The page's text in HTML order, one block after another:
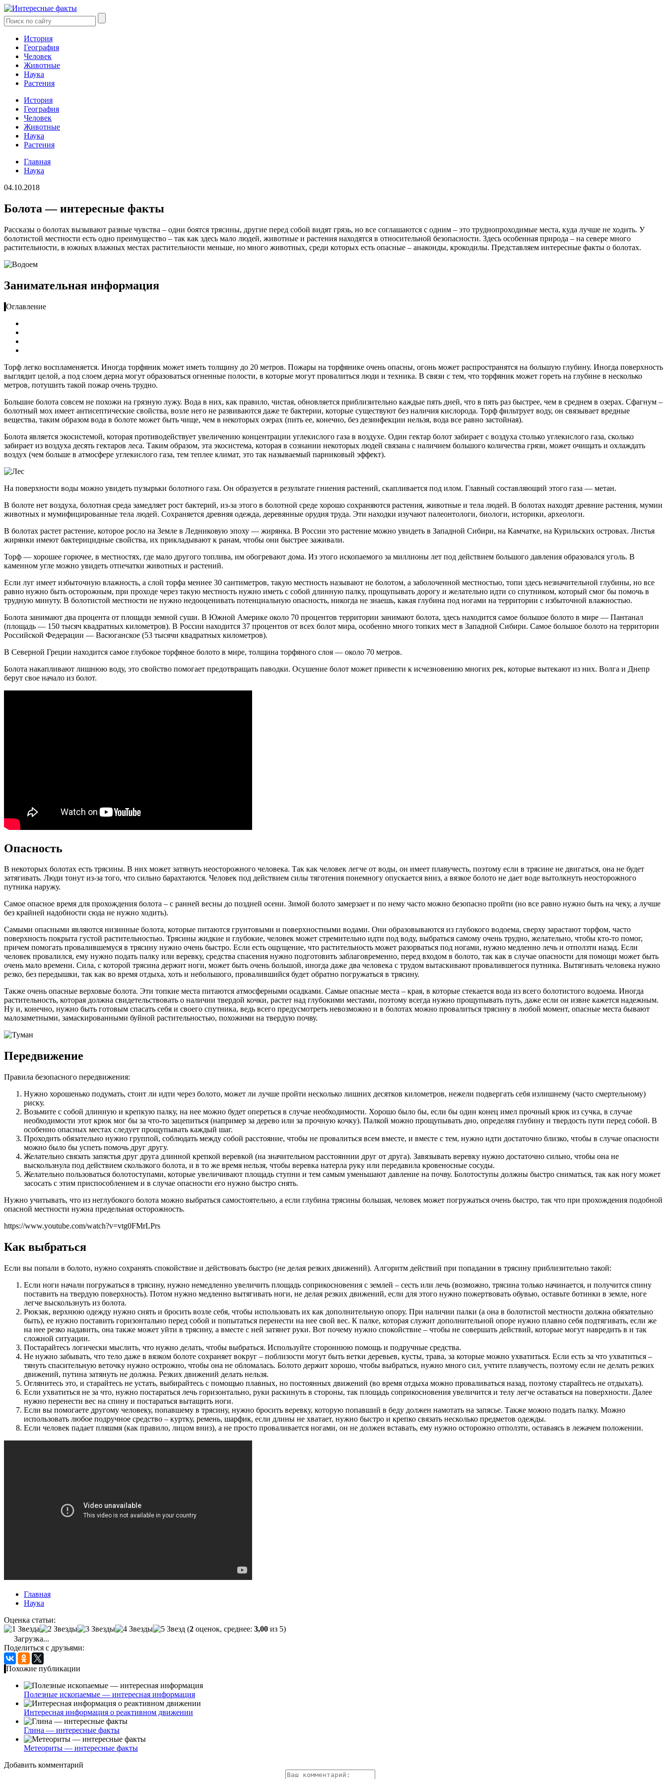
История
География
Человек
Животные
Наука
Растения
История
География
Человек
Животные
Наука
Растения
Главная
Наука
04.10.2018
Болота — интересные факты
Рассказы о болотах вызывают разные чувства – одни боятся трясины, другие перед собой видят грязь, но все соглашаются с одним – это труднопроходимые места, куда лучше не ходить. У
болотистой местности есть одно преимущество – так как здесь мало людей, животные и растения находятся в относительной безопасности. Здесь особенная природа – на севере много
растительности, в южных влажных местах растительности меньше, но много животных, среди которых есть опасные – анаконды, крокодилы. Представляем интересные факты о болотах.
Занимательная информация
Оглавление
Торф легко воспламеняется. Иногда торфяник может иметь толщину до 20 метров. Пожары на торфянике очень опасны, огонь может распространятся на большую глубину. Иногда поверхность
выглядит целой, а под слоем дерна могут образоваться огненные полости, в которые могут провалиться люди и техника. В связи с тем, что торфяник может гореть на глубине в несколько
метров, потушить такой пожар очень трудно.
Большие болота совсем не похожи на грязную лужу. Вода в них, как правило, чистая, обновляется приблизительно каждые пять дней, что в пять раз быстрее, чем в среднем в озерах. Сфагнум –
болотный мох имеет антисептические свойства, возле него не развиваются даже те бактерии, которые существуют без наличия кислорода. Торф фильтрует воду, он связывает вредные
вещества, таким образом вода в болоте может быть чище, чем в некоторых озерах (пить ее, конечно, без дезинфекции нельзя, вода все равно застойная).
Болота является экосистемой, которая противодействует увеличению концентрации углекислого газа в воздухе. Один гектар болот забирает с воздуха столько углекислого газа, сколько
забирает из воздуха десять гектаров леса. Таким образом, эта экосистема, которая в сознании некоторых людей связана с наличием большого количества грязи, может очищать и охлаждать
воздух (чем больше в атмосфере углекислого газа, тем теплее климат, это так называемый парниковый эффект).
На поверхности воды можно увидеть пузырьки болотного газа. Он образуется в результате гниения растений, скапливается под илом. Главный составляющий этого газа — метан.
В болоте нет воздуха, болотная среда замедляет рост бактерий, из-за этого в болотной среде хорошо сохраняются растения, животные и тела людей. В болотах находят древние растения, мумии
животных и мумифицированные тела людей. Сохраняется древняя одежда, деревянные орудия труда. Эти находки изучают палеонтологи, биологи, историки, археологи.
В болотах растет растение, которое росло на Земле в Ледниковую эпоху — жирянка. В России это растение можно увидеть в Западной Сибири, на Камчатке, на Курильских островах. Листья
жирянки имеют бактерицидные свойства, их прикладывают к ранам, чтобы они быстрее заживали.
Торф — хорошее горючее, в местностях, где мало другого топлива, им обогревают дома. Из этого ископаемого за миллионы лет под действием большого давления образовался уголь. В
каменном угле можно увидеть отпечатки животных и растений.
Если луг имеет избыточную влажность, а слой торфа меннее 30 сантиметров, такую местность называют не болотом, а заболоченной местностью, топи здесь незначительной глубины, но все
равно нужно быть осторожным, при проходе через такую местность нужно иметь с собой длинную палку, прощупывать дорогу и желательно идти со спутником, который смог бы помочь в
трудную минуту. В болотистой местности не нужно недооценивать потенциальную опасность, никогда не знаешь, какая глубина под ногами на территории с избыточной влажностью.
Болота занимают два процента от площади земной суши. В Южной Америке около 70 процентов территории занимают болота, здесь находится самое большое болото в мире — Пантанал
(площадь — 150 тысяч квадратных километров). В России находится 37 процентов от всех болот мира, особенно много топких мест в Западной Сибири. Самое большое болото на территории
Российской Федерации — Васюганское (53 тысячи квадратных километров).
В Северной Греции находится самое глубокое торфяное болото в мире, толщина торфяного слоя — около 70 метров.
Болота накапливают лишнюю воду, это свойство помогает предотвращать паводки. Осушение болот может привести к исчезновению многих рек, которые вытекают из них. Волга и Днепр
берут свое начало из болот.
Опасность
В некоторых болотах есть трясины. В них может затянуть неосторожного человека. Так как человек легче от воды, он имеет плавучесть, поэтому если в трясине не двигаться, она не будет
затягивать. Люди тонут из-за того, что сильно барахтаются. Человек под действием силы тяготения понемногу опускается вниз, а вязкое болото не дает воде вытолкнуть неосторожного
путника наружу.
Самое опасное время для прохождения болота – с ранней весны до поздней осени. Зимой болото замерзает и по нему часто можно безопасно пройти (но все равно нужно быть на чеку, а лучше
без крайней надобности сюда не нужно ходить).
Самыми опасными являются низинные болота, которые питаются грунтовыми и поверхностными водами. Они образовываются из глубокого водоема, сверху зарастают торфом, часто
поверхность покрыта густой растительностью. Трясины жидкие и глубокие, человек может стремительно идти под воду, выбраться самому очень трудно, желательно, чтобы кто-то помог,
причем помогать провалившемуся в трясину нужно очень быстро. Если есть ощущение, что растительность может разорваться под ногами, нужно медленно лечь и отползти назад. Если
человек провалился, ему нужно подать палку или веревку, средства спасения нужно подготовить заблаговременно, перед входом в болото, так как в случае опасности для помощи может быть
очень мало времени. Сила, с которой трясина держит ноги, может быть очень большой, иногда даже два человека с трудом вытаскивают провалившегося путника. Вытягивать человека нужно
резко, без передышки, так как во время отдыха, хоть и небольшого, провалившийся будет обратно погружаться в трясину.
Также очень опасные верховые болота. Эти топкие места питаются атмосферными осадками. Самые опасные места – края, в которые стекается вода из всего болотистого водоема. Иногда
растительность, которая должна свидетельствовать о наличии твердой кочки, растет над глубокими местами, поэтому всегда нужно прощупывать путь, даже если он извне кажется надежным.
Ну и, конечно, нужно быть готовым спасать себя и своего спутника, ведь всего предусмотреть невозможно и в болотах можно провалиться трясину в любой момент, опасные места бывают
малозаметными, замаскированными буйной растительностью, похожими на твердую почву.
Передвижение
Правила безопасного передвижения:
Нужно хорошенько подумать, стоит ли идти через болото, может ли лучше пройти несколько лишних десятков километров, нежели подвергать себя излишнему (часто смертельному)
риску.
Возьмите с собой длинную и крепкую палку, на нее можно будет опереться в случае необходимости. Хорошо было бы, если бы один конец имел прочный крюк из сучка, в случае
необходимости этот крюк мог бы за что-то зацепиться (например за дерево или за прочную кочку). Палкой можно прощупывать дно, определяя глубину и твердость пути перед собой. В
особенно опасных местах следует прощупывать каждый шаг.
Проходить обязательно нужно группой, соблюдать между собой расстояние, чтобы не провалиться всем вместе, и вместе с тем, нужно идти достаточно близко, чтобы в случае опасности
можно было бы успеть помочь друг другу.
Желательно связать запястья друг друга длинной крепкой веревкой (на значительном расстояннии друг от друга). Завязывать веревку нужно достаточно сильно, чтобы она не
выскользнула под действием скользкого болота, и в то же время нельзя, чтобы веревка натерла руку или передавила кровеносные сосуды.
Желательно пользоваться болотоступами, которые увеличивают площадь ступни и тем самым уменьшают давление на почву. Болотоступы должны быстро сниматься, так как ногу может
засосать с этим приспособлением и в случае опасности его нужно быстро снять.
Нужно учитывать, что из неглубокого болота можно выбраться самостоятельно, а если глубина трясины большая, человек может погружаться очень быстро, так что при прохождения подобной
опасной местности нужна предельная осторожность.
https://www.youtube.com/watch?v=vtg0FMrLPrs
Как выбраться
Если вы попали в болото, нужно сохранять спокойствие и действовать быстро (не делая резких движений). Алгоритм действий при попадании в трясину приблизительно такой:
Если ноги начали погружаться в трясину, нужно немедленно увеличить площадь соприкосновения с землей – сесть или лечь (возможно, трясина только начинается, и получится спину
поставить на твердую поверхность). Потом нужно медленно вытягивать ноги, не делая резких движений, если для этого нужно пожертвовать обувью, оставьте ботинки в земле, ноге
легче выскользнуть из болота.
Рюкзак, верхнюю одежду нужно снять и бросить возле себя, чтобы использовать их как дополнительную опору. При наличии палки (а она в болотистой местности должна обязательно
быть), ее нужно поставить горизонтально перед собой и попытаться перенести на нее свой вес. К палке, которая служит дополнительной опоре нужно плавно себя подтягивать, если же
на нее резко надавить, она также может уйти в трясину, а вместе с ней затянет руки. Вот почему нужно спокойствие – чтобы не совершать действий, которые могут навредить в и так
сложной ситуации.
Постарайтесь логически мыслить, что нужно делать, чтобы выбраться. Используйте стороннюю помощь и подручные средства.
Не нужно забывать, что тело даже в вязком болоте сохраняет вокруг – поблизости могут быть ветки деревьев, кусты, трава, за которые можно ухватиться. Если есть за что ухватиться –
тянуть спасительную веточку нужно острожно, чтобы она не обломалась. Болото держит хорошо, чтобы выбраться, нужно много сил, учтите плавучесть, поэтому если не делать резких
движений, путина затянуть не должна. Резких движений делать нельзя.
Оглянитесь это, и старайтесь не устать, выбирайтесь с помощью плавных, но постоянных движений (во время отдыха можно проваливаться назад, поэтому старайтесь не отдыхать).
Если ухватиться не за что, нужно постараться лечь горизонтально, руки раскинуть в стороны, так площадь соприкосновения увеличится и телу легче оставаться на поверхности. Далее
нужно перенести вес на спину и постараться вытащить ноги.
Если вы помогаете другому человеку, попавшему в трясину, нужно бросить веревку, которую попавший в беду должен намотать на запясье. Также можно подать палку. Можно
использовать любое подручное средство – куртку, ремень, шарфик, если длины не хватает, нужно быстро и крепко связать несколько предметов одежды.
Если человек падает пляшмя (как правило, лицом вниз), а не просто проваливается ногами, он не должен вставать, ему нужно осторожно отползти, оставаясь в лежачем положении.
Главная
Наука
Оценка статьи:
(2 оценок, среднее: 3,00 из 5)
Загрузка...
Поделиться с друзьями:
Похожие публикации
Полезные ископаемые — интересная информация
Интересная информация о реактивном движении
Глина — интересные факты
Метеориты — интересные факты
Добавить комментарий